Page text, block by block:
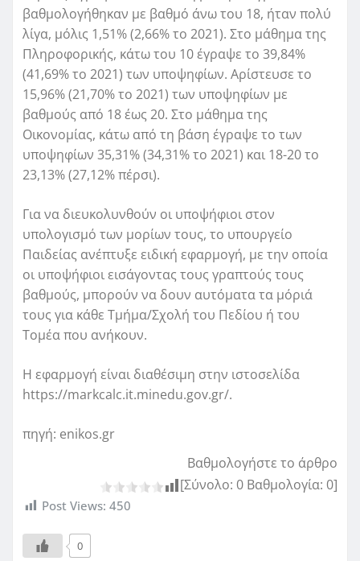
βαθμολογήθηκαν με βαθμό άνω του 18, ήταν πολύ
λίγα, μόλις 1,51% (2,66% το 2021). Στο μάθημα της
Πληροφορικής, κάτω του 10 έγραψε το 39,84%
(41,69% το 2021) των υποψηφίων. Αρίστευσε το
15,96% (21,70% το 2021) των υποψηφίων με
βαθμούς από 18 έως 20. Στο μάθημα της
Οικονομίας, κάτω από τη βάση έγραψε το των
υποψηφίων 35,31% (34,31% το 2021) και 18-20 το
23,13% (27,12% πέρσι).
Για να διευκολυνθούν οι υποψήφιοι στον
υπολογισμό των μορίων τους, το υπουργείο
Παιδείας ανέπτυξε ειδική εφαρμογή, με την οποία
οι υποψήφιοι εισάγοντας τους γραπτούς τους
βαθμούς, μπορούν να δουν αυτόματα τα μόριά
τους για κάθε Τμήμα/Σχολή του Πεδίου ή του
Τομέα που ανήκουν.
Η εφαρμογή είναι διαθέσιμη στην ιστοσελίδα
https://markcalc.it.minedu.gov.gr/.
πηγή: enikos.gr
Βαθμολογήστε το άρθρο
[Σύνολο: 0 Βαθμολογία: 0]
Post Views: 450
0